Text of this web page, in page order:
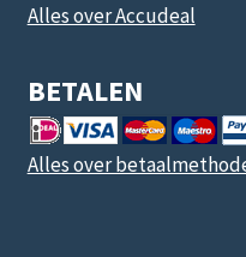
Alles over Accudeal
BETALEN
Alles over